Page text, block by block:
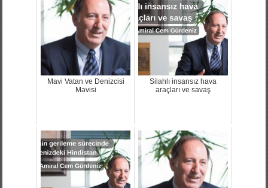
Mavi Vatan ve Denizcisi
Mavisi
Silahlı insansız hava
araçları ve savaş